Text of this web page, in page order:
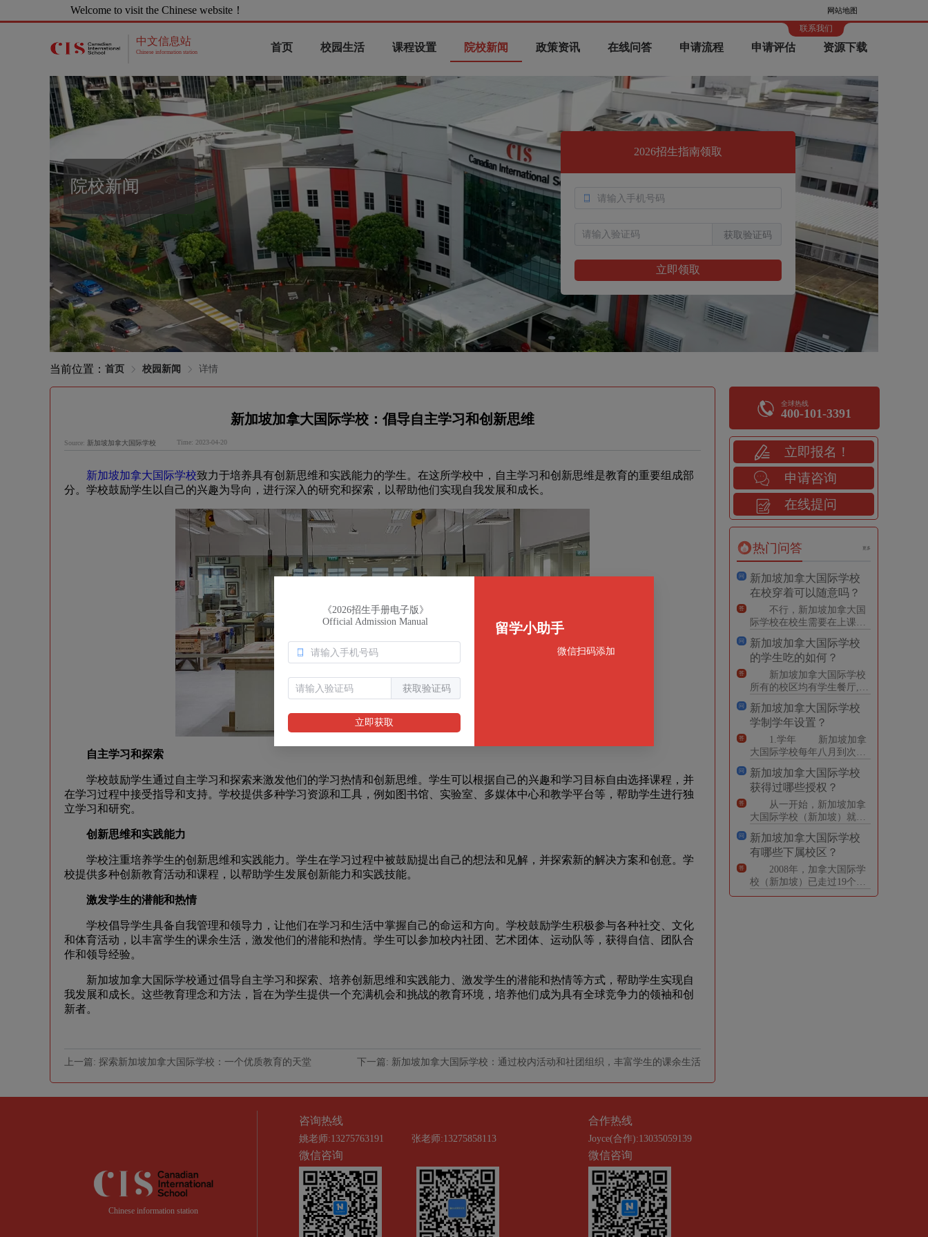
Welcome to visit the Chinese website！ 网站地图
中文信息站
Chinese information station 首页 校园生活 课程设置 院校新闻 政策资讯 在线问答 申请流程 申请评估 资源下载
联系我们
院校新闻
2026招生指南领取
获取验证码
立即领取
当前位置： 首页 校园新闻 详情
新加坡加拿大国际学校：倡导自主学习和创新思维
Source: 新加坡加拿大国际学校 Time: 2023-04-20
新加坡加拿大国际学校致力于培养具有创新思维和实践能力的学生。在这所学校中，自主学习和创新思维是教育的重要组成部
分。学校鼓励学生以自己的兴趣为导向，进行深入的研究和探索，以帮助他们实现自我发展和成长。
自主学习和探索
学校鼓励学生通过自主学习和探索来激发他们的学习热情和创新思维。学生可以根据自己的兴趣和学习目标自由选择课程，并
在学习过程中接受指导和支持。学校提供多种学习资源和工具，例如图书馆、实验室、多媒体中心和教学平台等，帮助学生进行独
立学习和研究。
创新思维和实践能力
学校注重培养学生的创新思维和实践能力。学生在学习过程中被鼓励提出自己的想法和见解，并探索新的解决方案和创意。学
校提供多种创新教育活动和课程，以帮助学生发展创新能力和实践技能。
激发学生的潜能和热情
学校倡导学生具备自我管理和领导力，让他们在学习和生活中掌握自己的命运和方向。学校鼓励学生积极参与各种社交、文化
和体育活动，以丰富学生的课余生活，激发他们的潜能和热情。学生可以参加校内社团、艺术团体、运动队等，获得自信、团队合
作和领导经验。
新加坡加拿大国际学校通过倡导自主学习和探索、培养创新思维和实践能力、激发学生的潜能和热情等方式，帮助学生实现自
我发展和成长。这些教育理念和方法，旨在为学生提供一个充满机会和挑战的教育环境，培养他们成为具有全球竞争力的领袖和创
新者。
上一篇: 探索新加坡加拿大国际学校：一个优质教育的天堂 下一篇: 新加坡加拿大国际学校：通过校内活动和社团组织，丰富学生的课余生活
全球热线
400-101-3391
立即报名！
申请咨询
在线提问
热门问答
问
新加坡加拿大国际学校
在校穿着可以随意吗？
答
不行，新加坡加拿大国
际学校在校生需要在上课时
国际学校校服。 尺寸和
风
问
新加坡加拿大国际学校
的学生吃的如何？
答
新加坡加拿大国际学校
所有的校区均有学生餐厅,提
式餐点。学生可以根据自己
问
新加坡加拿大国际学校
学制学年设置？
答
1.学年 新加坡加拿
大国际学校每年八月到次年
每个学年为2个学期，每
问
新加坡加拿大国际学校
获得过哪些授权？
答
从一开始，新加坡加拿
大国际学校（新加坡）就为
权，给合格的高中毕业生颁
发安大
问
新加坡加拿大国际学校
有哪些下属校区？
答
2008年，加拿大国际学
校（新加坡）已走过19个年
头。2008年，各校区接受来
更多
Chinese information station
咨询热线
姚老师:13275763191 张老师:13275858113
微信咨询
合作热线
Joyce(合作):13035059139
微信咨询
《2026招生手册电子版》
Official Admission Manual
获取验证码
立即获取
留学小助手
微信扫码添加